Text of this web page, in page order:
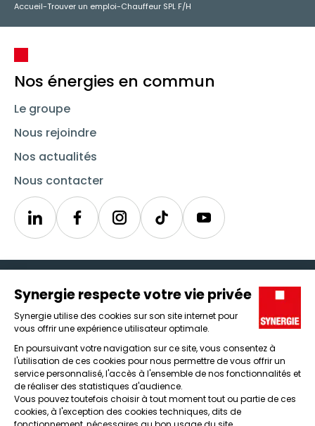
Accueil-Trouver un emploi-Chauffeur SPL F/H
Nos énergies en commun
Le groupe
Nous rejoindre
Nos actualités
Nous contacter
LinkedinSynergieInstagramTikTok Youtube
Icône d'illustration
Candidats
Entreprises
Icône d'illustration
Nos agences
Icône d'illustration
Conditions générales d'utilisation et mentions légales
Protection des données